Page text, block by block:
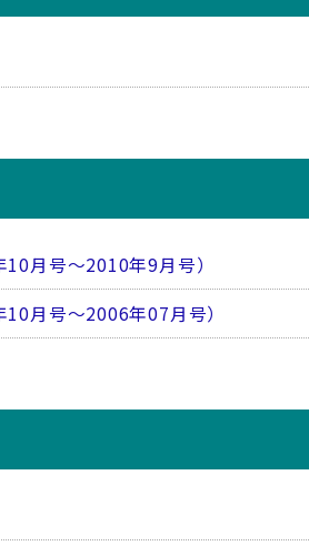
月号～2010年9月号）
月号～2006年07月号）